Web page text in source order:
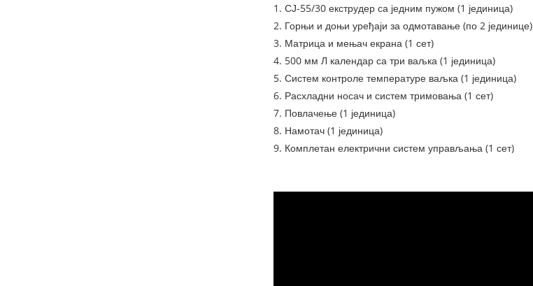
1. СЈ-55/30 екструдер са једним пужом (1 јединица)
2. Горњи и доњи уређаји за одмотавање (по 2 јединице)
3. Матрица и мењач екрана (1 сет)
4. 500 мм Л календар са три ваљка (1 јединица)
5. Систем контроле температуре ваљка (1 јединица)
6. Расхладни носач и систем тримовања (1 сет)
7. Повлачење (1 јединица)
8. Намотач (1 јединица)
9. Комплетан електрични систем управљања (1 сет)